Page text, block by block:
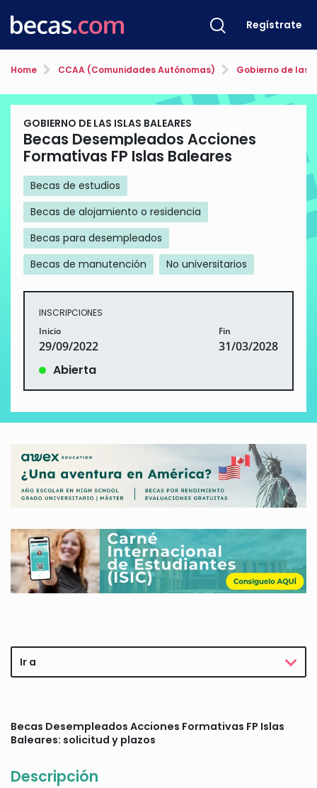
Regístrate
Home CCAA (Comunidades Autónomas) Gobierno de las
GOBIERNO DE LAS ISLAS BALEARES
Becas Desempleados Acciones
Formativas FP Islas Baleares
Becas de estudios
Becas de alojamiento o residencia
Becas para desempleados
Becas de manutención
No universitarios
INSCRIPCIONES
Inicio
29/09/2022
Fin
31/03/2028
Abierta
Ir a
Becas Desempleados Acciones Formativas FP Islas
Baleares: solicitud y plazos
Descripción